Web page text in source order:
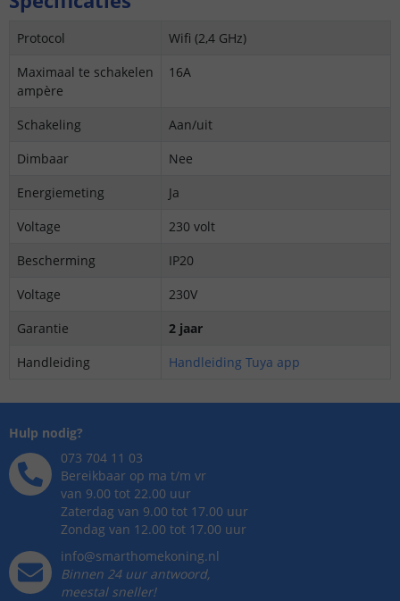
Protocol
Wifi (2,4 GHz)
Maximaal te schakelen
ampère
16A
Schakeling
Aan/uit
Dimbaar
Nee
Energiemeting
Ja
Voltage
230 volt
Bescherming
IP20
Voltage
230V
Garantie
2 jaar
Handleiding
Handleiding Tuya app
Hulp nodig?
073 704 11 03
Bereikbaar op ma t/m vr
van 9.00 tot 22.00 uur
Zaterdag van 9.00 tot 17.00 uur
Zondag van 12.00 tot 17.00 uur
info@smarthomekoning.nl
Binnen 24 uur antwoord,
meestal sneller!